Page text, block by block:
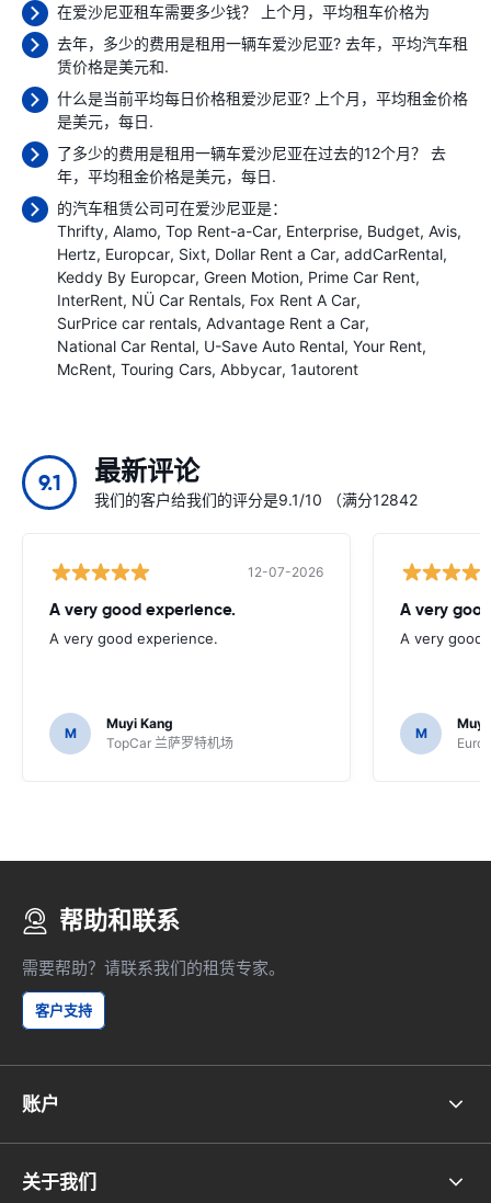
在爱沙尼亚租车需要多少钱？ 上个月，平均租车价格为
去年，多少的费用是租用一辆车爱沙尼亚? 去年，平均汽车租
赁价格是美元和.
什么是当前平均每日价格租爱沙尼亚? 上个月，平均租金价格
是美元，每日.
了多少的费用是租用一辆车爱沙尼亚在过去的12个月？ 去
年，平均租金价格是美元，每日.
的汽车租赁公司可在爱沙尼亚是：
Thrifty Alamo Top Rent-a-Car Enterprise Budget Avis
Hertz Europcar Sixt Dollar Rent a Car addCarRental
Keddy By Europcar Green Motion Prime Car Rent
InterRent NÜ Car Rentals Fox Rent A Car
SurPrice car rentals Advantage Rent a Car
National Car Rental U-Save Auto Rental Your Rent
McRent Touring Cars Abbycar 1autorent
9.1 最新评论
我们的客户给我们的评分是9.1/10 （满分12842
12-07-2026
A very good experience.
A very good experience.
M
Muyi Kang
TopCar 兰萨罗特机场
A very
A very good
M
Muyi
帮助和联系
需要帮助？请联系我们的租赁专家。
客户支持
账户
关于我们